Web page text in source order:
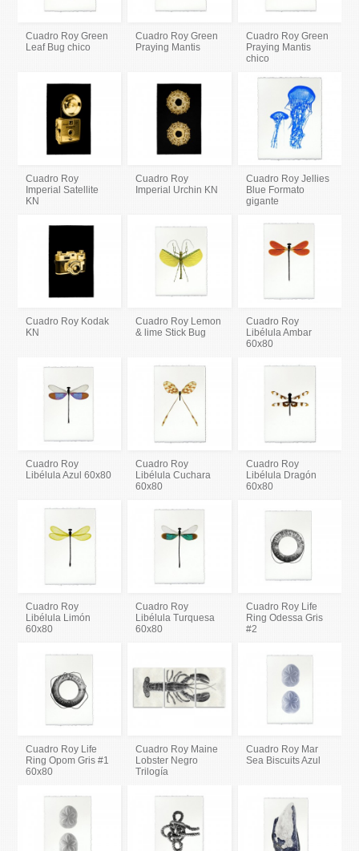
Cuadro Roy Green
Leaf Bug chico
Cuadro Roy Green
Praying Mantis
Cuadro Roy Green
Praying Mantis
chico
Cuadro Roy
Imperial Satellite
KN
Cuadro Roy
Imperial Urchin KN
Cuadro Roy Jellies
Blue Formato
gigante
Cuadro Roy Kodak
KN
Cuadro Roy Lemon
& lime Stick Bug
Cuadro Roy
Libélula Ambar
60x80
Cuadro Roy
Libélula Azul 60x80
Cuadro Roy
Libélula Cuchara
60x80
Cuadro Roy
Libélula Dragón
60x80
Cuadro Roy
Libélula Limón
60x80
Cuadro Roy
Libélula Turquesa
60x80
Cuadro Roy Life
Ring Odessa Gris
#2
Cuadro Roy Life
Ring Opom Gris #1
60x80
Cuadro Roy Maine
Lobster Negro
Trilogía
Cuadro Roy Mar
Sea Biscuits Azul